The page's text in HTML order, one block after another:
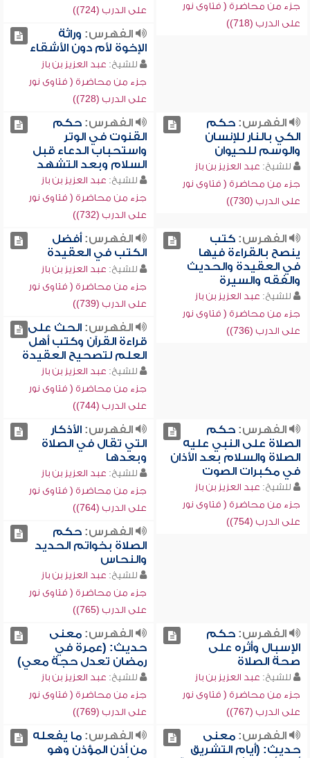
جزء من محاضرة ( فتاوى نور
على الدرب (718))
على الدرب (724))
الفهرس: وراثة
الإخوة لأم دون الأشقاء
للشيخ: عبد العزيز بن باز
جزء من محاضرة ( فتاوى نور
على الدرب (728))
الفهرس:حكم
الكي بالنار للإنسان
والوسم للحيوان
للشيخ: عبد العزيز بن باز
جزء من محاضرة ( فتاوى نور
على الدرب (730))
الفهرس:حكم
القنوت في الوتر
واستحباب الدعاء قبل
السلام وبعد التشهد
للشيخ: عبد العزيز بن باز
جزء من محاضرة ( فتاوى نور
على الدرب (732))
الفهرس:كتب
ينصح بالقراءة فيها
في العقيدة والحديث
والفقه والسيرة
للشيخ: عبد العزيز بن باز
جزء من محاضرة ( فتاوى نور
على الدرب (736))
الفهرس:أفضل
الكتب في العقيدة
للشيخ: عبد العزيز بن باز
جزء من محاضرة ( فتاوى نور
على الدرب (739))
الفهرس:الحث على
قراءة القرآن وكتب أهل
العلم لتصحيح العقيدة
للشيخ: عبد العزيز بن باز
جزء من محاضرة ( فتاوى نور
على الدرب (744))
الفهرس:حكم
الصلاة على النبي عليه
الصلاة والسلام بعد الأذان
في مكبرات الصوت
للشيخ: عبد العزيز بن باز
جزء من محاضرة ( فتاوى نور
على الدرب (754))
الفهرس:الأذكار
التي تقال في الصلاة
وبعدها
للشيخ: عبد العزيز بن باز
جزء من محاضرة ( فتاوى نور
على الدرب (764))
الفهرس:حكم
الصلاة بخواتم الحديد
والنحاس
للشيخ: عبد العزيز بن باز
جزء من محاضرة ( فتاوى نور
على الدرب (765))
الفهرس:حكم
الإسبال وأثره على
صحة الصلاة
للشيخ: عبد العزيز بن باز
جزء من محاضرة ( فتاوى نور
على الدرب (767))
الفهرس:معنى
حديث: (عمرة في
رمضان تعدل حجة معي)
للشيخ: عبد العزيز بن باز
جزء من محاضرة ( فتاوى نور
على الدرب (769))
الفهرس:معنى
حديث: (أيام التشريق
الفهرس:ما يفعله
من أذن المؤذن وهو